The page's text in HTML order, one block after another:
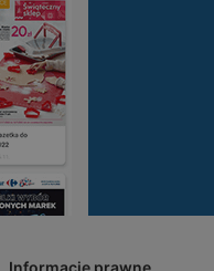
Informacje prawne